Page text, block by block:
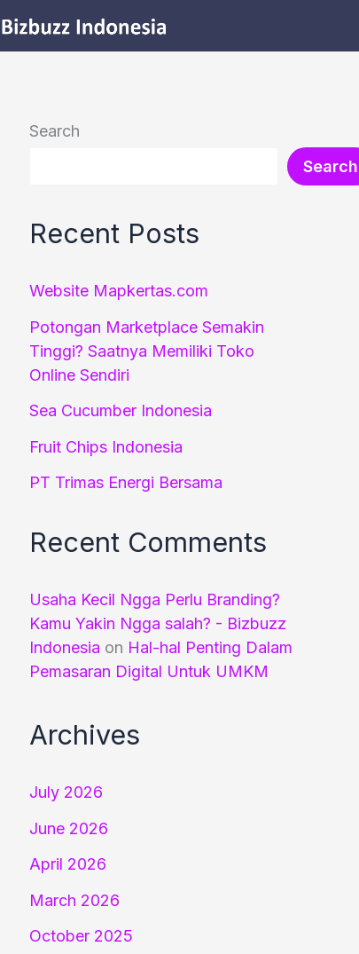
Search
Search
Recent Posts
Website Mapkertas.com
Potongan Marketplace Semakin
Tinggi? Saatnya Memiliki Toko
Online Sendiri
Sea Cucumber Indonesia
Fruit Chips Indonesia
PT Trimas Energi Bersama
Recent Comments
Usaha Kecil Ngga Perlu Branding?
Kamu Yakin Ngga salah? - Bizbuzz
Indonesia on Hal-hal Penting Dalam
Pemasaran Digital Untuk UMKM
Archives
July 2026
June 2026
April 2026
March 2026
October 2025